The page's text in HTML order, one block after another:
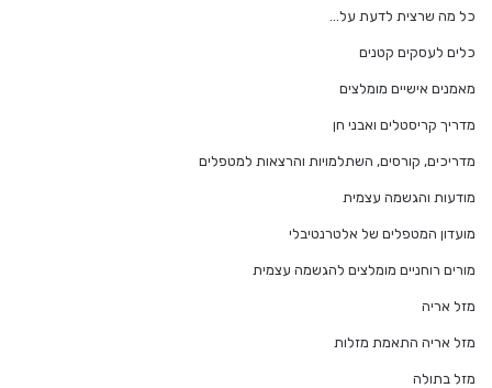
כל מה שרצית לדעת על…
כלים לעסקים קטנים
מאמנים אישיים מומלצים
מדריך קריסטלים ואבני חן
מדריכים, קורסים, השתלמויות והרצאות למטפלים
מודעות והגשמה עצמית
מועדון המטפלים של אלטרנטיבלי
מורים רוחניים מומלצים להגשמה עצמית
מזל אריה
מזל אריה התאמת מזלות
מזל בתולה